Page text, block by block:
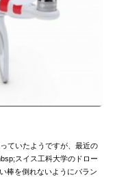
ていたようですが、最近の
スイス工科大学のドロー
棒を倒れないようにバラン